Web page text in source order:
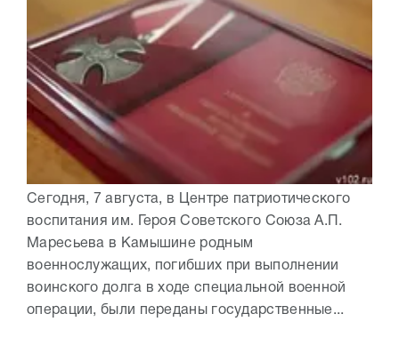
Сегодня, 7 августа, в Центре патриотического
воспитания им. Героя Советского Союза А.П.
Маресьева в Камышине родным
военнослужащих, погибших при выполнении
воинского долга в ходе специальной военной
операции, были переданы государственные...